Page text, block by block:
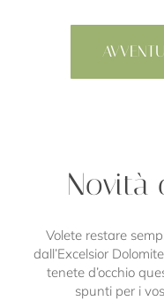
Novità
Volete restare
dall’Excelsior
tenete d’occhio
spunti per i